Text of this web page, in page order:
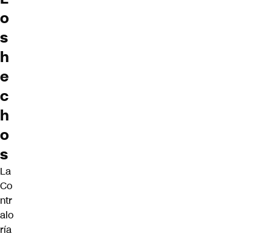
o
s
h
e
c
h
o
s
La
Co
ntr
alo
ría